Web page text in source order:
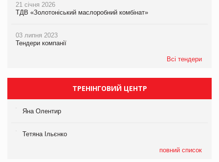
21 січня 2026
ТДВ «Золотоніський маслоробний комбінат»
03 липня 2023
Тендери компанії
Всі тендери
ТРЕНІНГОВИЙ ЦЕНТР
Яна Олентир
Тетяна Ільєнко
повний список